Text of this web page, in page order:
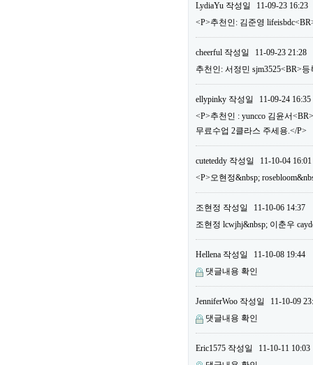
LydiaYu 작성일
11-09-23 16:23
<P>추천인: 김준영
cheerful 작성일
11-09-23 21:28
추천인: 서정민 sjm3525<BR>등
ellypinky 작성일
11-09-24 16:35
<P>추천인 : yuncco 김윤서
무료수업 2클라스 주세용.</P>
cuteteddy 작성일
11-10-04 16:01
<P>오현정&nbsp;
조현정 작성일
11-10-06 14:37
조현정 lcwjhj&nbsp; 이춘우
Hellena 작성일
11-10-08 19:44
댓글내용 확인
JenniferWoo 작성일
11-10-09
댓글내용 확인
Eric1575 작성일
11-10-11 10:03